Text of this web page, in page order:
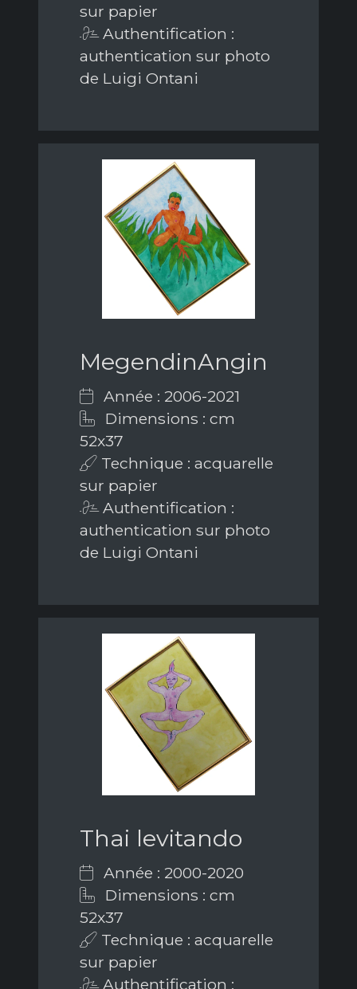
sur papier
Authentification :
authentication sur photo
de Luigi Ontani
MegendinAngin
Année : 2006-2021
Dimensions : cm
52x37
Technique : acquarelle
sur papier
Authentification :
authentication sur photo
de Luigi Ontani
Thai levitando
Année : 2000-2020
Dimensions : cm
52x37
Technique : acquarelle
sur papier
Authentification :